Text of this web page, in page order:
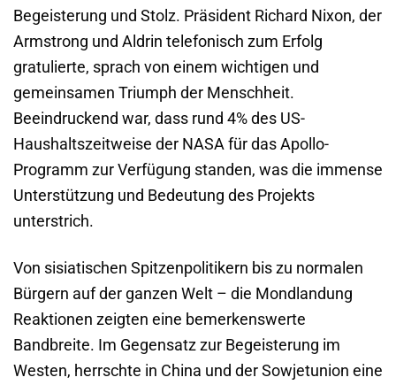
Begeisterung und Stolz. Präsident Richard Nixon, der
Armstrong und Aldrin telefonisch zum Erfolg
gratulierte, sprach von einem wichtigen und
gemeinsamen Triumph der Menschheit.
Beeindruckend war, dass rund 4% des US-
Haushaltszeitweise der NASA für das Apollo-
Programm zur Verfügung standen, was die immense
Unterstützung und Bedeutung des Projekts
unterstrich.
Von sisiatischen Spitzenpolitikern bis zu normalen
Bürgern auf der ganzen Welt – die Mondlandung
Reaktionen zeigten eine bemerkenswerte
Bandbreite. Im Gegensatz zur Begeisterung im
Westen, herrschte in China und der Sowjetunion eine